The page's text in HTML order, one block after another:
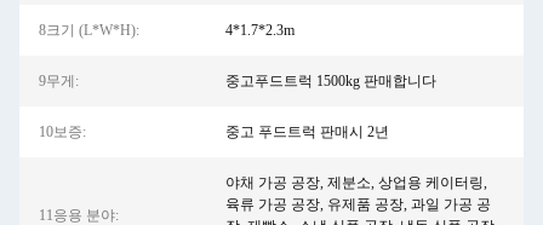
8크기 (L*W*H): 4*1.7*2.3m
9무게: 중고푸드트럭 1500kg 판매합니다
10보증: 중고 푸드트럭 판매시 2년
11응용 분야:
야채 가공 공장, 제분소, 상업용 케이터링,
육류 가공 공장, 유제품 공장, 과일 가공 공